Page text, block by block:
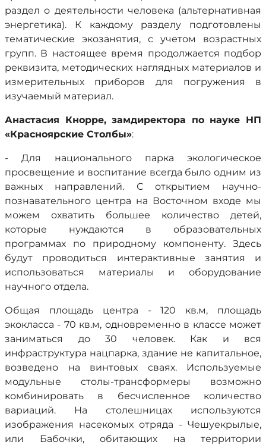
раздел о деятельности человека (альтернативная
энергетика). К каждому разделу подготовлены
тематические экозанятия, с учетом возрастных
групп. В настоящее время продолжается подбор
реквизита, методических наглядных материалов и
измерительных приборов для погружения в
изучаемый материал.
Анастасия Кнорре, замдиректора по науке НП
«Красноярские Столбы»:
- Для национального парка экологическое
просвещение и воспитание всегда было одним из
важных направлений. С открытием научно-
познавательного центра на Восточном входе мы
можем охватить большее количество детей,
которые нуждаются в образовательных
программах по природному компоненту. Здесь
будут проводиться интерактивные занятия и
использоваться материалы и оборудование
научного отдела.
Общая площадь центра - 120 кв.м, площадь
экокласса - 70 кв.м, одновременно в классе может
заниматься до 30 человек. Как и вся
инфраструктура нацпарка, здание не капитальное,
возведено на винтовых сваях. Используемые
модульные столы-трансформеры возможно
комбинировать в бесчисленное количество
вариаций. На столешницах используются
изображения насекомых отряда - Чешуекрылые,
или Бабочки, обитающих на территории